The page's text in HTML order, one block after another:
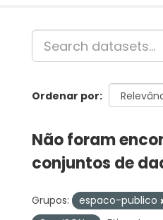
Ordenar por
Não foram
conjuntos de
Grupos: espaco-publico